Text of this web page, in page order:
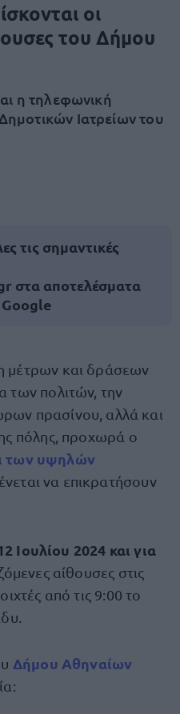
οι
του Δήμου
η τηλεφωνική
Ιατρείων του
τις σημαντικές
στα αποτελέσματα
Google
μέτρων και δράσεων
των πολιτών, την
πρασίνου, αλλά και
πόλης, προχωρά ο
των υψηλών
να επικρατήσουν
Ιουλίου 2024 και για
αίθουσες στις
από τις 9:00 το
Δήμου Αθηναίων